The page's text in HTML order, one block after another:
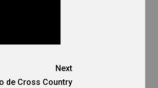
Next
de Cross Country